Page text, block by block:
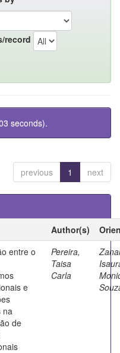
record
seconds).
previous 1 next
Author(s)
entre o
e
na
de
Pereira,
Taisa
Carla